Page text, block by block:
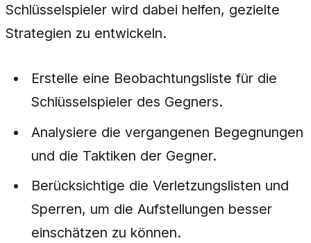
Schlüsselspieler wird dabei helfen, gezielte
Strategien zu entwickeln.
Erstelle eine Beobachtungsliste für die
Schlüsselspieler des Gegners.
Analysiere die vergangenen Begegnungen
und die Taktiken der Gegner.
Berücksichtige die Verletzungslisten und
Sperren, um die Aufstellungen besser
einschätzen zu können.